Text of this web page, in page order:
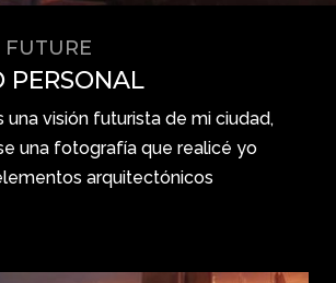
FUTURE
PERSONAL
visión futurista de mi ciudad,
una fotografía que realicé yo
arquitectónicos